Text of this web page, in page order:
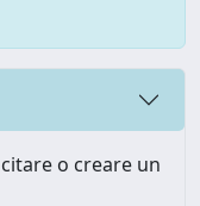
o creare un